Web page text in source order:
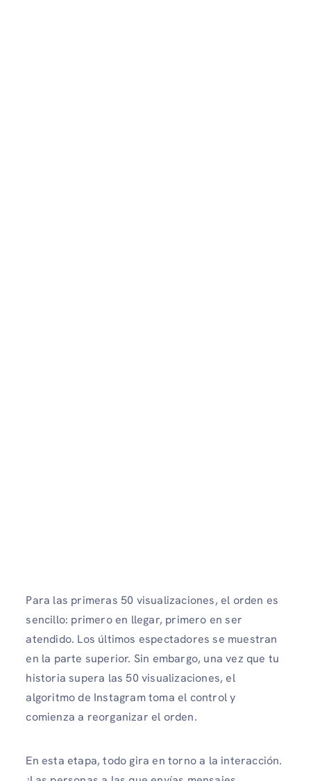
Para las primeras 50 visualizaciones, el orden es
sencillo: primero en llegar, primero en ser
atendido. Los últimos espectadores se muestran
en la parte superior. Sin embargo, una vez que tu
historia supera las 50 visualizaciones, el
algoritmo de Instagram toma el control y
comienza a reorganizar el orden.
En esta etapa, todo gira en torno a la interacción.